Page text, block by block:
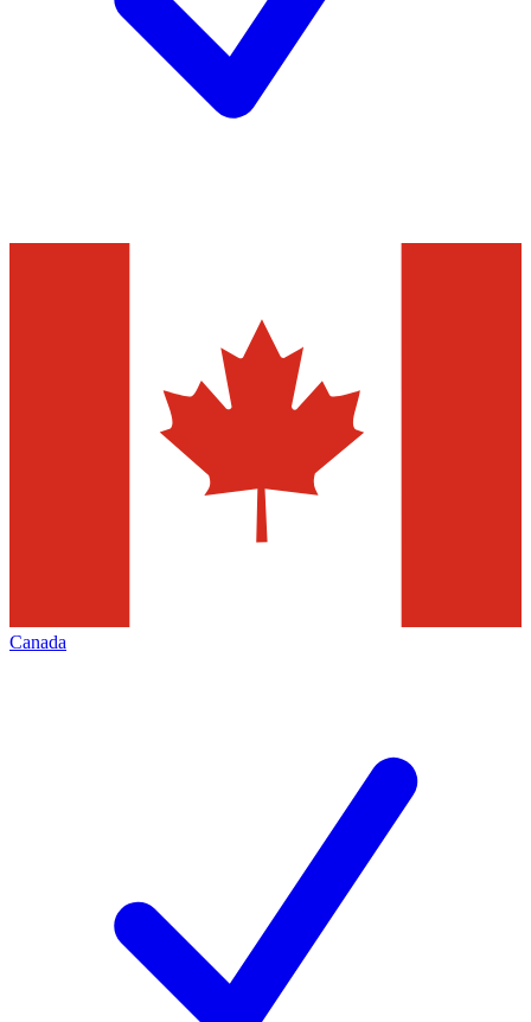
Canada